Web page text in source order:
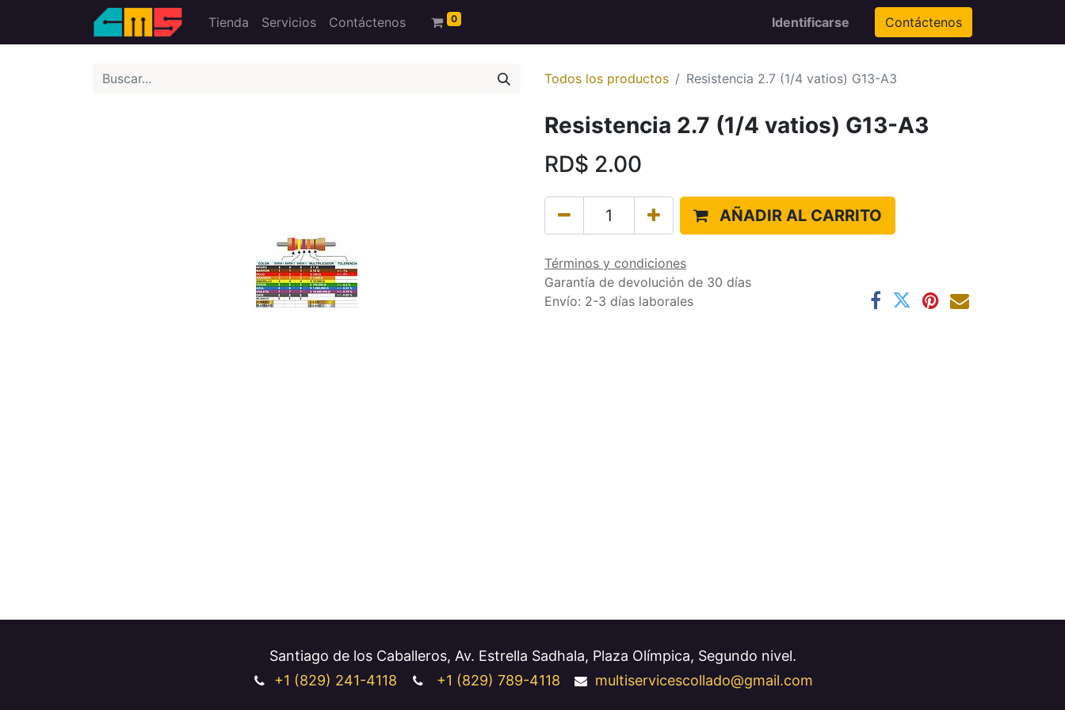
Tienda Servicios Contáctenos 0 Identificarse Contáctenos
Todos los productos Resistencia 2.7 (1/4 vatios) G13-A3
Resistencia 2.7 (1/4 vatios) G13-A3
RD$ 2.00
AÑADIR AL CARRITO
Términos y condiciones
Garantía de devolución de 30 días
Envío: 2-3 días laborales
Santiago de los Caballeros, Av. Estrella Sadhala, Plaza Olímpica, Segundo nivel.
+1 (829) 241-4118 +1 (829) 789-4118 multiservicescollado@gmail.com